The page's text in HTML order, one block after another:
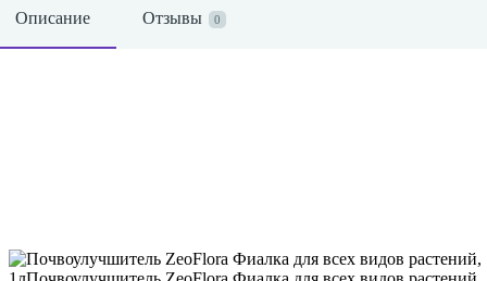
Описание Отзывы 0